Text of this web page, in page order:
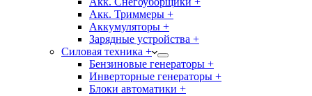
Акк. Триммеры +
Аккумуляторы +
Зарядные устройства +
Силовая техника +
Бензиновые генераторы +
Инверторные генераторы +
Блоки автоматики +